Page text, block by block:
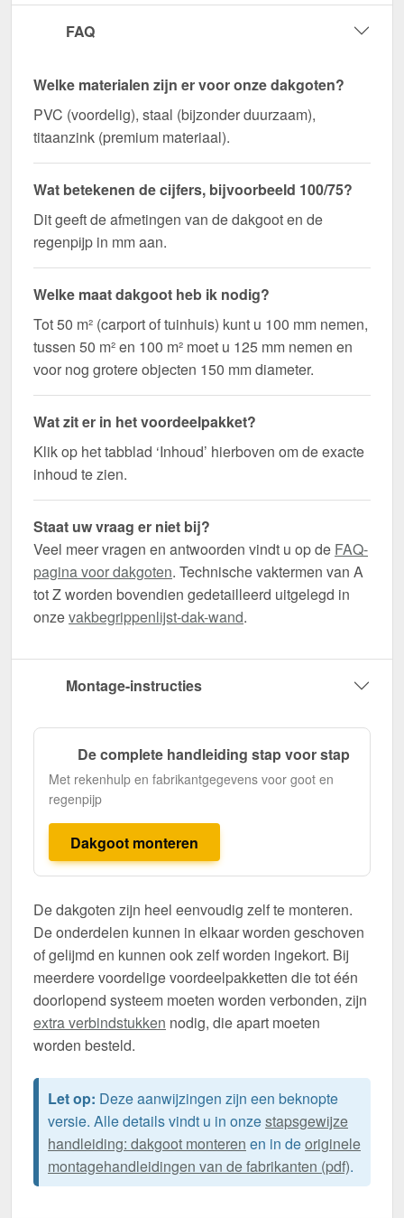
FAQ
Welke materialen zijn er voor onze dakgoten?
PVC (voordelig), staal (bijzonder duurzaam),
titaanzink (premium materiaal).
Wat betekenen de cijfers, bijvoorbeeld 100/75?
Dit geeft de afmetingen van de dakgoot en de
regenpijp in mm aan.
Welke maat dakgoot heb ik nodig?
Tot 50 m² (carport of tuinhuis) kunt u 100 mm nemen,
tussen 50 m² en 100 m² moet u 125 mm nemen en
voor nog grotere objecten 150 mm diameter.
Wat zit er in het voordeelpakket?
Klik op het tabblad ‘Inhoud’ hierboven om de exacte
inhoud te zien.
Staat uw vraag er niet bij?
Veel meer vragen en antwoorden vindt u op de FAQ-
pagina voor dakgoten. Technische vaktermen van A
tot Z worden bovendien gedetailleerd uitgelegd in
onzevakbegrippenlijst-dak-wand.
Montage-instructies
De complete handleiding stap voor stap
Met rekenhulp en fabrikantgegevens voor goot en
regenpijp
Dakgoot monteren
De dakgoten zijn heel eenvoudig zelf te monteren.
De onderdelen kunnen in elkaar worden geschoven
of gelijmd en kunnen ook zelf worden ingekort. Bij
meerdere voordelige voordeelpakketten die tot één
doorlopend systeem moeten worden verbonden, zijn
extra verbindstukken nodig, die apart moeten
worden besteld.
Let op: Deze aanwijzingen zijn een beknopte
versie. Alle details vindt u in onzestapsgewijze
handleiding: dakgoot monteren en in deoriginele
montagehandleidingen van de fabrikanten (pdf).